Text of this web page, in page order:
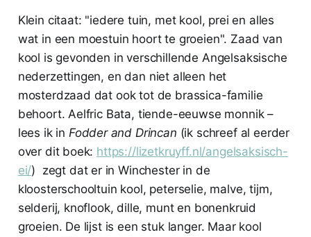
Klein citaat: "iedere tuin, met kool, prei en alles
wat in een moestuin hoort te groeien". Zaad van
kool is gevonden in verschillende Angelsaksische
nederzettingen, en dan niet alleen het
mosterdzaad dat ook tot de brassica-familie
behoort. Aelfric Bata, tiende-eeuwse monnik –
lees ik in Fodder and Drincan (ik schreef al eerder
over dit boek: https://lizetkruyff.nl/angelsaksisch-
ei/) zegt dat er in Winchester in de
kloosterschooltuin kool, peterselie, malve, tijm,
selderij, knoflook, dille, munt en bonenkruid
groeien. De lijst is een stuk langer. Maar kool